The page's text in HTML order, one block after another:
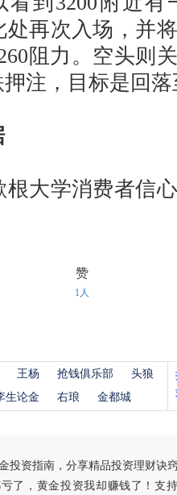
再次入场，并
阻力。空头则
注，目标是回
大学消费者信
赞
1人
王杨 抢钱俱乐部
头狼
生论金 右琅 金都城
投资指南，分享精品投资理财诀
了，黄金投资我却赚钱了！支